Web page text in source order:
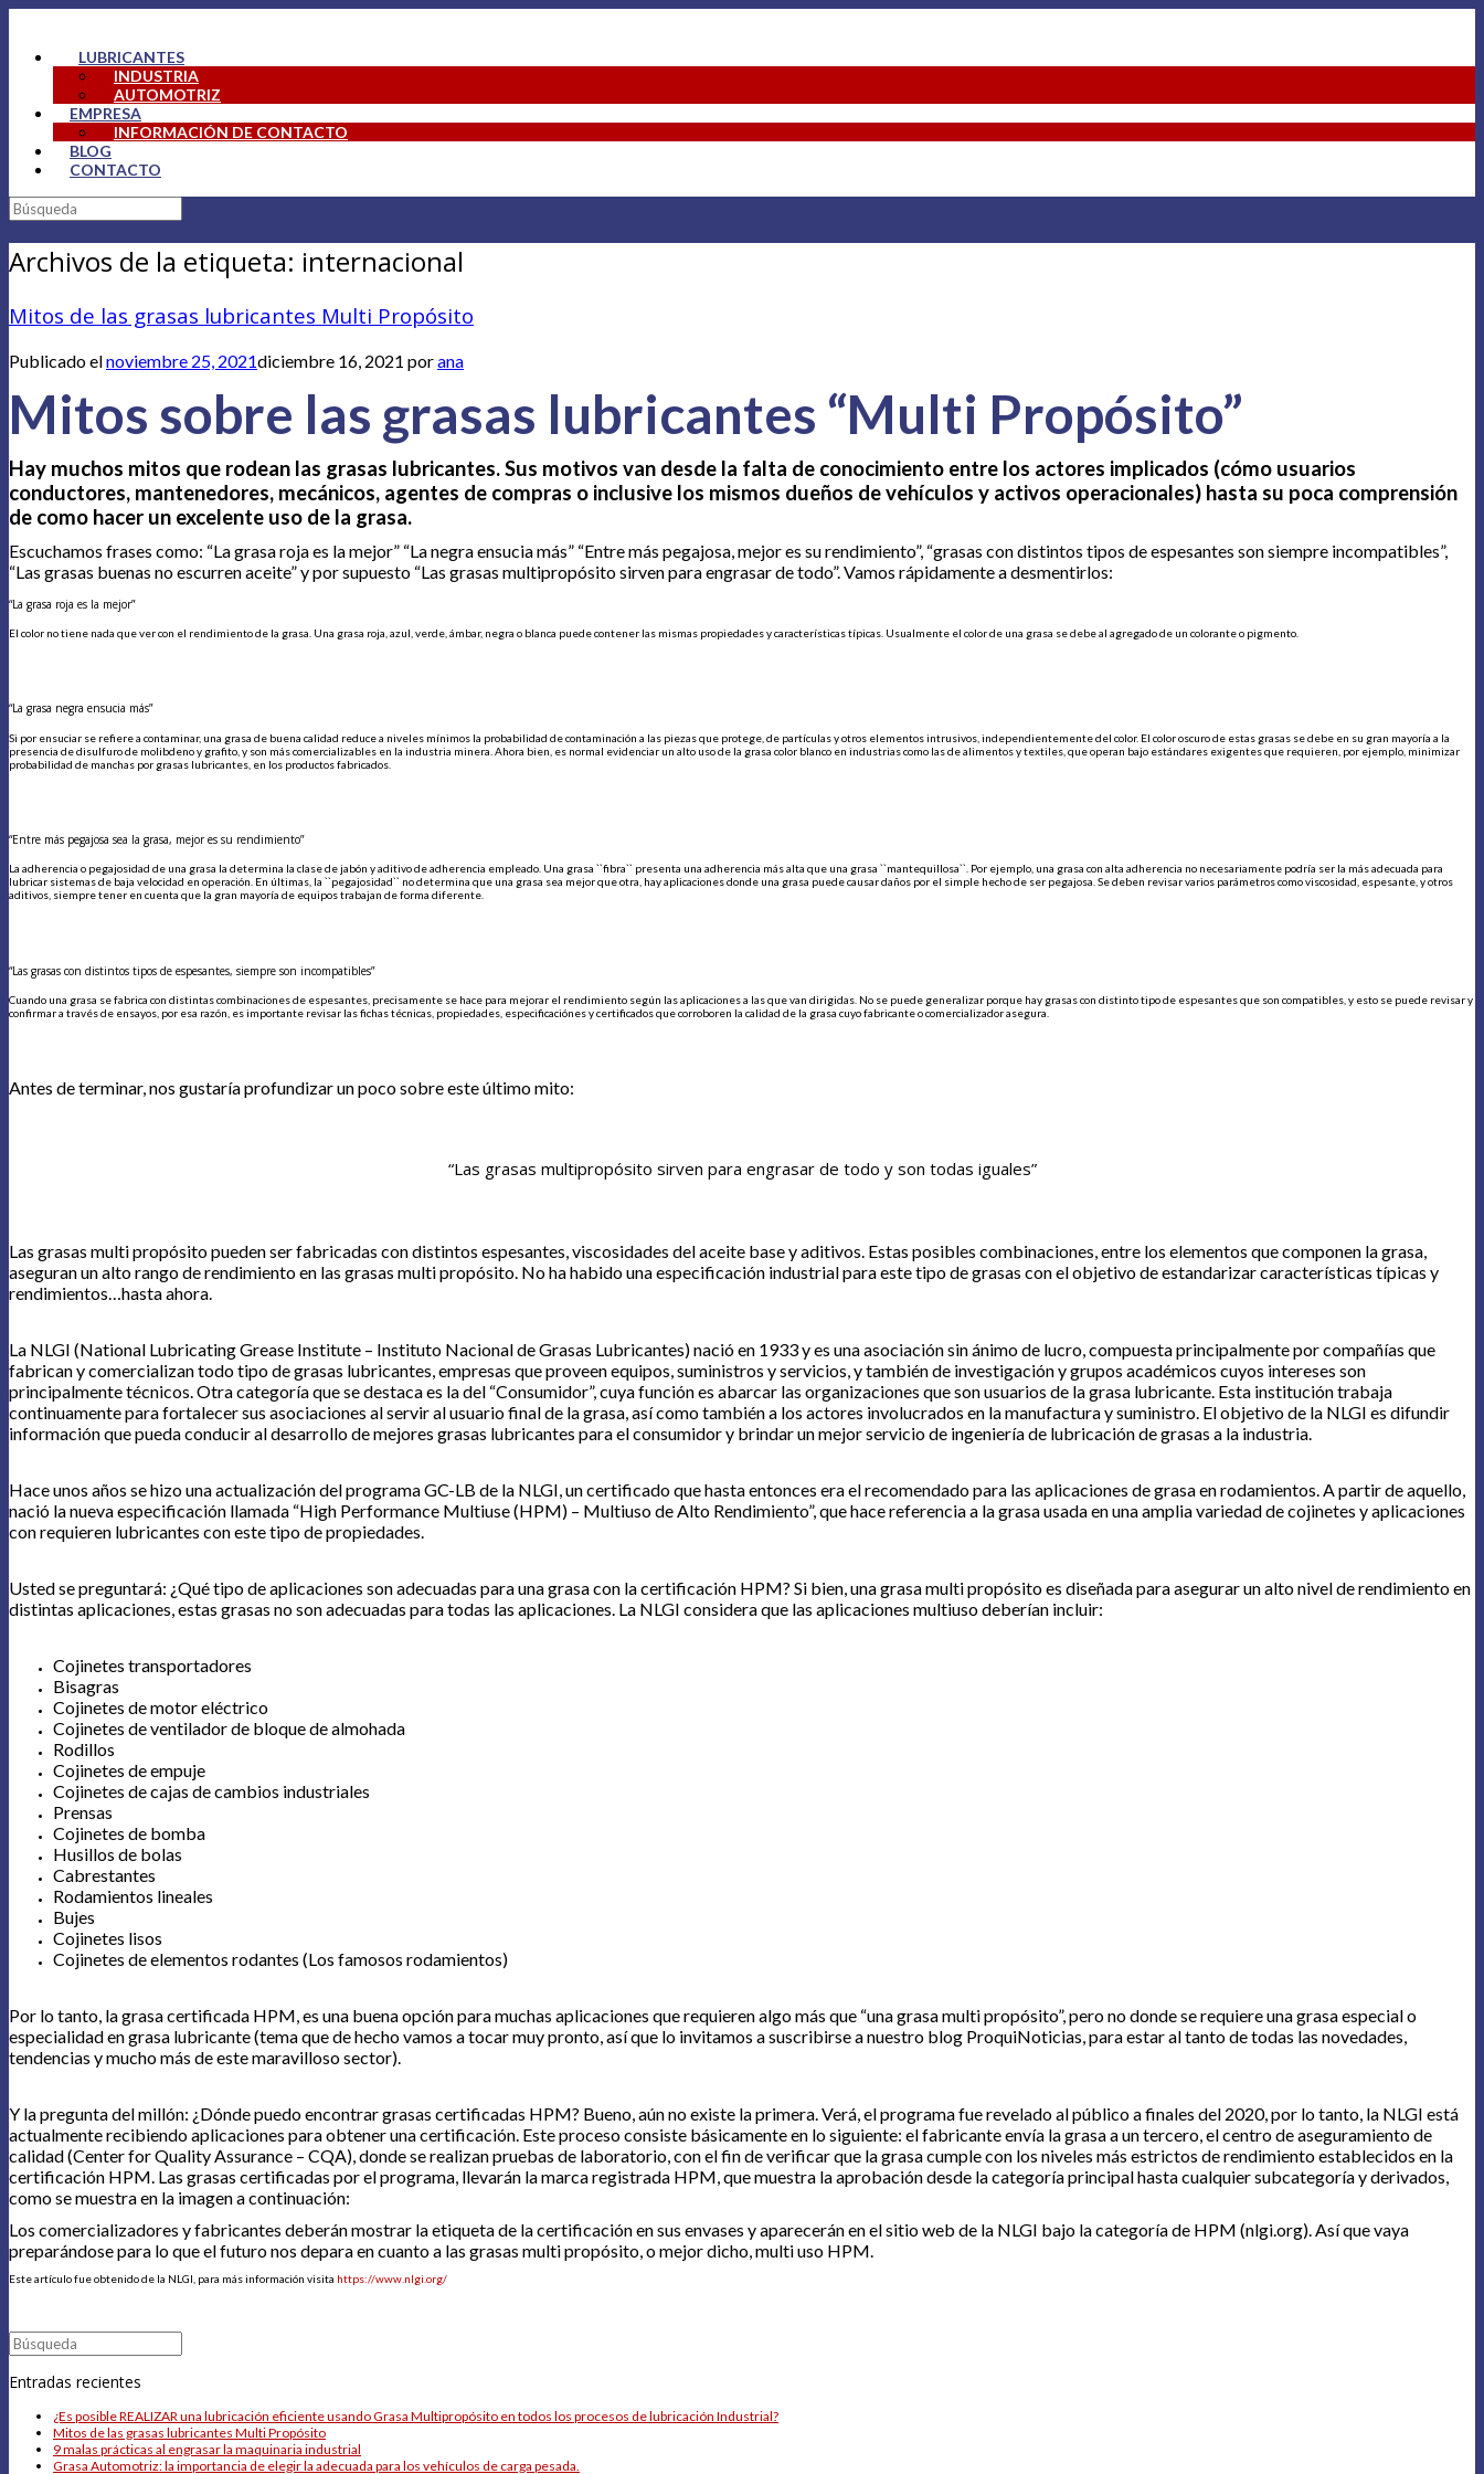
contenidoLUBRICANTES
INDUSTRIA
AUTOMOTRIZ
EMPRESA
INFORMACIÓN DE CONTACTO
BLOG
CONTACTO
Buscar:
Archivos de la etiqueta: internacional
Mitos de las grasas lubricantes Multi Propósito
Publicado elnoviembre 25, 2021diciembre 16, 2021 porana
Mitos sobre las grasas lubricantes “Multi Propósito”
Hay muchos mitos que rodean las grasas lubricantes. Sus motivos van desde la falta de conocimiento entre los actores implicados (cómo usuarios
conductores, mantenedores, mecánicos, agentes de compras o inclusive los mismos dueños de vehículos y activos operacionales) hasta su poca comprensión
de como hacer un excelente uso de la grasa.
Escuchamos frases como: “La grasa roja es la mejor” “La negra ensucia más” “Entre más pegajosa, mejor es su rendimiento”, “grasas con distintos tipos de espesantes son siempre incompatibles”,
“Las grasas buenas no escurren aceite” y por supuesto “Las grasas multipropósito sirven para engrasar de todo”. Vamos rápidamente a desmentirlos:
“La grasa roja es la mejor”
El color no tiene nada que ver con el rendimiento de la grasa. Una grasa roja, azul, verde, ámbar, negra o blanca puede contener las mismas propiedades y características típicas. Usualmente el color de una grasa se debe al agregado de un colorante o pigmento.
“La grasa negra ensucia más”
Si por ensuciar se refiere a contaminar, una grasa de buena calidad reduce a niveles mínimos la probabilidad de contaminación a las piezas que protege, de partículas y otros elementos intrusivos, independientemente del color. El color oscuro de estas grasas se debe en su gran mayoría a la
presencia de disulfuro de molibdeno y grafito, y son más comercializables en la industria minera. Ahora bien, es normal evidenciar un alto uso de la grasa color blanco en industrias como las de alimentos y textiles, que operan bajo estándares exigentes que requieren, por ejemplo, minimizar
probabilidad de manchas por grasas lubricantes, en los productos fabricados.
“Entre más pegajosa sea la grasa, mejor es su rendimiento”
La adherencia o pegajosidad de una grasa la determina la clase de jabón y aditivo de adherencia empleado. Una grasa ``fibra`` presenta una adherencia más alta que una grasa ``mantequillosa``. Por ejemplo, una grasa con alta adherencia no necesariamente podría ser la más adecuada para
lubricar sistemas de baja velocidad en operación. En últimas, la ``pegajosidad`` no determina que una grasa sea mejor que otra, hay aplicaciones donde una grasa puede causar daños por el simple hecho de ser pegajosa. Se deben revisar varios parámetros como viscosidad, espesante, y otros
aditivos, siempre tener en cuenta que la gran mayoría de equipos trabajan de forma diferente.
“Las grasas con distintos tipos de espesantes, siempre son incompatibles”
Cuando una grasa se fabrica con distintas combinaciones de espesantes, precisamente se hace para mejorar el rendimiento según las aplicaciones a las que van dirigidas. No se puede generalizar porque hay grasas con distinto tipo de espesantes que son compatibles, y esto se puede revisar y
confirmar a través de ensayos, por esa razón, es importante revisar las fichas técnicas, propiedades, especificaciónes y certificados que corroboren la calidad de la grasa cuyo fabricante o comercializador asegura.
Antes de terminar, nos gustaría profundizar un poco sobre este último mito:
“Las grasas multipropósito sirven para engrasar de todo y son todas iguales”
Las grasas multi propósito pueden ser fabricadas con distintos espesantes, viscosidades del aceite base y aditivos. Estas posibles combinaciones, entre los elementos que componen la grasa,
aseguran un alto rango de rendimiento en las grasas multi propósito. No ha habido una especificación industrial para este tipo de grasas con el objetivo de estandarizar características típicas y
rendimientos…hasta ahora.
La NLGI (National Lubricating Grease Institute – Instituto Nacional de Grasas Lubricantes) nació en 1933 y es una asociación sin ánimo de lucro, compuesta principalmente por compañías que
fabrican y comercializan todo tipo de grasas lubricantes, empresas que proveen equipos, suministros y servicios, y también de investigación y grupos académicos cuyos intereses son
principalmente técnicos. Otra categoría que se destaca es la del “Consumidor”, cuya función es abarcar las organizaciones que son usuarios de la grasa lubricante. Esta institución trabaja
continuamente para fortalecer sus asociaciones al servir al usuario final de la grasa, así como también a los actores involucrados en la manufactura y suministro. El objetivo de la NLGI es difundir
información que pueda conducir al desarrollo de mejores grasas lubricantes para el consumidor y brindar un mejor servicio de ingeniería de lubricación de grasas a la industria.
Hace unos años se hizo una actualización del programa GC-LB de la NLGI, un certificado que hasta entonces era el recomendado para las aplicaciones de grasa en rodamientos. A partir de aquello,
nació la nueva especificación llamada “High Performance Multiuse (HPM) – Multiuso de Alto Rendimiento”, que hace referencia a la grasa usada en una amplia variedad de cojinetes y aplicaciones
con requieren lubricantes con este tipo de propiedades.
Usted se preguntará: ¿Qué tipo de aplicaciones son adecuadas para una grasa con la certificación HPM? Si bien, una grasa multi propósito es diseñada para asegurar un alto nivel de rendimiento en
distintas aplicaciones, estas grasas no son adecuadas para todas las aplicaciones. La NLGI considera que las aplicaciones multiuso deberían incluir:
Cojinetes transportadores
Bisagras
Cojinetes de motor eléctrico
Cojinetes de ventilador de bloque de almohada
Rodillos
Cojinetes de empuje
Cojinetes de cajas de cambios industriales
Prensas
Cojinetes de bomba
Husillos de bolas
Cabrestantes
Rodamientos lineales
Bujes
Cojinetes lisos
Cojinetes de elementos rodantes (Los famosos rodamientos)
Por lo tanto, la grasa certificada HPM, es una buena opción para muchas aplicaciones que requieren algo más que “una grasa multi propósito”, pero no donde se requiere una grasa especial o
especialidad en grasa lubricante (tema que de hecho vamos a tocar muy pronto, así que lo invitamos a suscribirse a nuestro blog ProquiNoticias, para estar al tanto de todas las novedades,
tendencias y mucho más de este maravilloso sector).
Y la pregunta del millón: ¿Dónde puedo encontrar grasas certificadas HPM? Bueno, aún no existe la primera. Verá, el programa fue revelado al público a finales del 2020, por lo tanto, la NLGI está
actualmente recibiendo aplicaciones para obtener una certificación. Este proceso consiste básicamente en lo siguiente: el fabricante envía la grasa a un tercero, el centro de aseguramiento de
calidad (Center for Quality Assurance – CQA), donde se realizan pruebas de laboratorio, con el fin de verificar que la grasa cumple con los niveles más estrictos de rendimiento establecidos en la
certificación HPM. Las grasas certificadas por el programa, llevarán la marca registrada HPM, que muestra la aprobación desde la categoría principal hasta cualquier subcategoría y derivados,
como se muestra en la imagen a continuación:
Los comercializadores y fabricantes deberán mostrar la etiqueta de la certificación en sus envases y aparecerán en el sitio web de la NLGI bajo la categoría de HPM (nlgi.org). Así que vaya
preparándose para lo que el futuro nos depara en cuanto a las grasas multi propósito, o mejor dicho, multi uso HPM.
Este artículo fue obtenido de la NLGI, para más información visita https://www.nlgi.org/
Buscar:
Entradas recientes
¿Es posible REALIZAR una lubricación eficiente usando Grasa Multipropósito en todos los procesos de lubricación Industrial?
Mitos de las grasas lubricantes Multi Propósito
9 malas prácticas al engrasar la maquinaria industrial
Grasa Automotriz: la importancia de elegir la adecuada para los vehículos de carga pesada.